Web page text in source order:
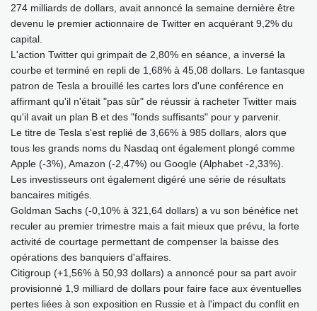
274 milliards de dollars, avait annoncé la semaine dernière être
devenu le premier actionnaire de Twitter en acquérant 9,2% du
capital.
L'action Twitter qui grimpait de 2,80% en séance, a inversé la
courbe et terminé en repli de 1,68% à 45,08 dollars. Le fantasque
patron de Tesla a brouillé les cartes lors d'une conférence en
affirmant qu'il n'était "pas sûr" de réussir à racheter Twitter mais
qu'il avait un plan B et des "fonds suffisants" pour y parvenir.
Le titre de Tesla s'est replié de 3,66% à 985 dollars, alors que
tous les grands noms du Nasdaq ont également plongé comme
Apple (-3%), Amazon (-2,47%) ou Google (Alphabet -2,33%).
Les investisseurs ont également digéré une série de résultats
bancaires mitigés.
Goldman Sachs (-0,10% à 321,64 dollars) a vu son bénéfice net
reculer au premier trimestre mais a fait mieux que prévu, la forte
activité de courtage permettant de compenser la baisse des
opérations des banquiers d'affaires.
Citigroup (+1,56% à 50,93 dollars) a annoncé pour sa part avoir
provisionné 1,9 milliard de dollars pour faire face aux éventuelles
pertes liées à son exposition en Russie et à l'impact du conflit en